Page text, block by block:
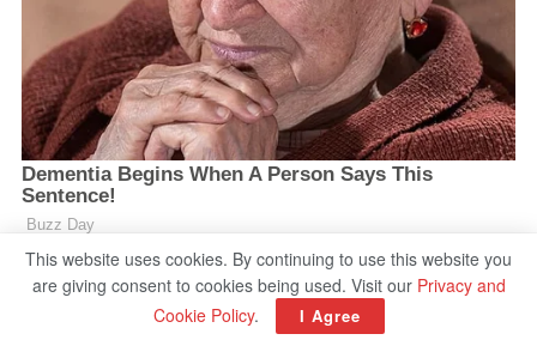
This website uses cookies. By continuing to use this website you
are giving consent to cookies being used. Visit our Privacy and
Cookie Policy. I Agree